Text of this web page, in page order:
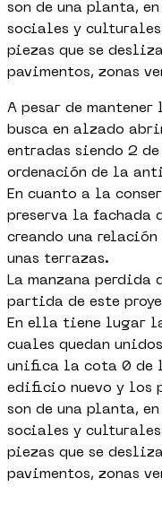
son de una planta,
sociales y
piezas que se
pavimentos, zonas
A pesar de mantener
busca en alzado
entradas siendo 2
ordenación de la
En cuanto a la
preserva la fachada
creando una
unas terrazas.
La manzana perdida
partida de este
En ella tiene lugar
cuales quedan
unifica la cota 0 de
edificio nuevo y los
son de una planta,
sociales y
piezas que se
pavimentos, zonas